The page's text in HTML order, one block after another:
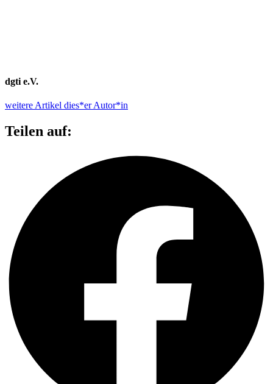
dgti e.V.
weitere Artikel dies*er Autor*in
Teilen auf: